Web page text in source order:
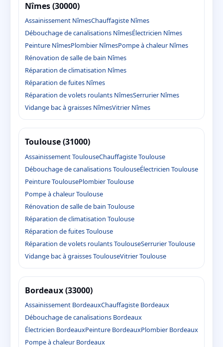
Nîmes (30000)
Assainissement NîmesChauffagiste Nîmes
Débouchage de canalisations NîmesÉlectricien Nîmes
Peinture NîmesPlombier NîmesPompe à chaleur Nîmes
Rénovation de salle de bain Nîmes
Réparation de climatisation Nîmes
Réparation de fuites Nîmes
Réparation de volets roulants NîmesSerrurier Nîmes
Vidange bac à graisses NîmesVitrier Nîmes
Toulouse (31000)
Assainissement ToulouseChauffagiste Toulouse
Débouchage de canalisations ToulouseÉlectricien Toulouse
Peinture ToulousePlombier Toulouse
Pompe à chaleur Toulouse
Rénovation de salle de bain Toulouse
Réparation de climatisation Toulouse
Réparation de fuites Toulouse
Réparation de volets roulants ToulouseSerrurier Toulouse
Vidange bac à graisses ToulouseVitrier Toulouse
Bordeaux (33000)
Assainissement BordeauxChauffagiste Bordeaux
Débouchage de canalisations Bordeaux
Électricien BordeauxPeinture BordeauxPlombier Bordeaux
Pompe à chaleur Bordeaux